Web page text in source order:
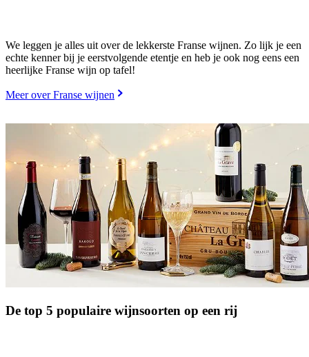
We leggen je alles uit over de lekkerste Franse wijnen. Zo lijk je een
echte kenner bij je eerstvolgende etentje en heb je ook nog eens een
heerlijke Franse wijn op tafel!
Meer over Franse wijnen
De top 5 populaire wijnsoorten op een rij